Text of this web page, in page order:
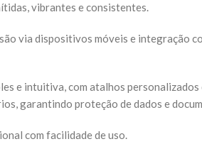
vibrantes e consistentes.
via dispositivos móveis e integração
e intuitiva, com atalhos
garantindo proteção de dados e
com facilidade de uso.